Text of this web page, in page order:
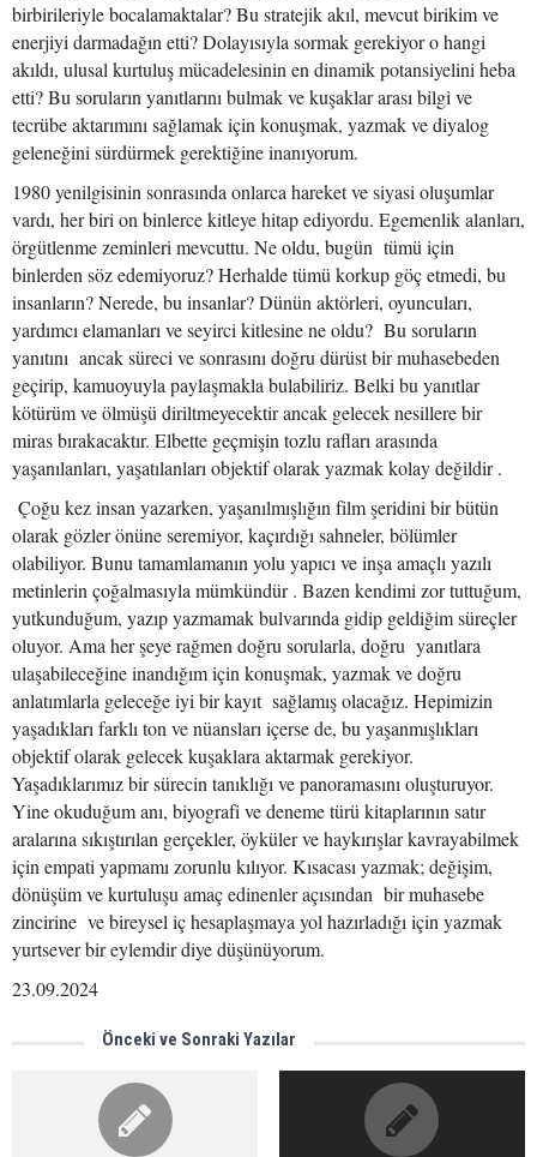
birbirileriyle bocalamaktalar? Bu stratejik akıl, mevcut birikim ve
enerjiyi darmadağın etti? Dolayısıyla sormak gerekiyor o hangi
akıldı, ulusal kurtuluş mücadelesinin en dinamik potansiyelini heba
etti? Bu soruların yanıtlarını bulmak ve kuşaklar arası bilgi ve
tecrübe aktarımını sağlamak için konuşmak, yazmak ve diyalog
geleneğini sürdürmek gerektiğine inanıyorum.
1980 yenilgisinin sonrasında onlarca hareket ve siyasi oluşumlar
vardı, her biri on binlerce kitleye hitap ediyordu. Egemenlik alanları,
örgütlenme zeminleri mevcuttu. Ne oldu, bugün tümü için
binlerden söz edemiyoruz? Herhalde tümü korkup göç etmedi, bu
insanların? Nerede, bu insanlar? Dünün aktörleri, oyuncuları,
yardımcı elamanları ve seyirci kitlesine ne oldu? Bu soruların
yanıtını ancak süreci ve sonrasını doğru dürüst bir muhasebeden
geçirip, kamuoyuyla paylaşmakla bulabiliriz. Belki bu yanıtlar
kötürüm ve ölmüşü diriltmeyecektir ancak gelecek nesillere bir
miras bırakacaktır. Elbette geçmişin tozlu rafları arasında
yaşanılanları, yaşatılanları objektif olarak yazmak kolay değildir .
Çoğu kez insan yazarken, yaşanılmışlığın film şeridini bir bütün
olarak gözler önüne seremiyor, kaçırdığı sahneler, bölümler
olabiliyor. Bunu tamamlamanın yolu yapıcı ve inşa amaçlı yazılı
metinlerin çoğalmasıyla mümkündür . Bazen kendimi zor tuttuğum,
yutkunduğum, yazıp yazmamak bulvarında gidip geldiğim süreçler
oluyor. Ama her şeye rağmen doğru sorularla, doğru yanıtlara
ulaşabileceğine inandığım için konuşmak, yazmak ve doğru
anlatımlarla geleceğe iyi bir kayıt sağlamış olacağız. Hepimizin
yaşadıkları farklı ton ve nüansları içerse de, bu yaşanmışlıkları
objektif olarak gelecek kuşaklara aktarmak gerekiyor.
Yaşadıklarımız bir sürecin tanıklığı ve panoramasını oluşturuyor.
Yine okuduğum anı, biyografi ve deneme türü kitaplarının satır
aralarına sıkıştırılan gerçekler, öyküler ve haykırışlar kavrayabilmek
için empati yapmamı zorunlu kılıyor. Kısacası yazmak; değişim,
dönüşüm ve kurtuluşu amaç edinenler açısından bir muhasebe
zincirine ve bireysel iç hesaplaşmaya yol hazırladığı için yazmak
yurtsever bir eylemdir diye düşünüyorum.
23.09.2024
Önceki ve Sonraki Yazılar